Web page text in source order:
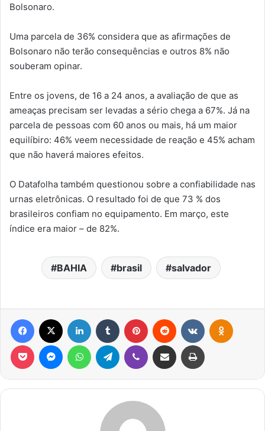
Bolsonaro.
Uma parcela de 36% considera que as afirmações de
Bolsonaro não terão consequências e outros 8% não
souberam opinar.
Entre os jovens, de 16 a 24 anos, a avaliação de que as
ameaças precisam ser levadas a sério chega a 67%. Já na
parcela de pessoas com 60 anos ou mais, há um maior
equilíbiro: 46% veem necessidade de reação e 45% acham
que não haverá maiores efeitos.
O Datafolha também questionou sobre a confiabilidade nas
urnas eletrônicas. O resultado foi de que 73 % dos
brasileiros confiam no equipamento. Em março, este
índice era maior – de 82%.
BAHIA brasil salvador
Facebook Linkedin Tumblr Pinterest Reddit
Pocket MessengerWhatsAppTelegram Viber Compartilhar via e-mail Imprimir